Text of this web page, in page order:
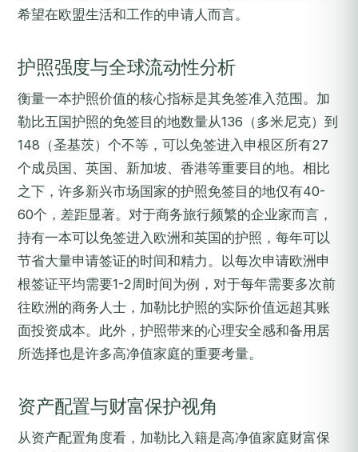
希望在欧盟生活和工作的申请人而言。
护照强度与全球流动性分析
衡量一本护照价值的核心指标是其免签准入范围。加
勒比五国护照的免签目的地数量从136（多米尼克）到
148（圣基茨）个不等，可以免签进入申根区所有27
个成员国、英国、新加坡、香港等重要目的地。相比
之下，许多新兴市场国家的护照免签目的地仅有40-
60个，差距显著。对于商务旅行频繁的企业家而言，
持有一本可以免签进入欧洲和英国的护照，每年可以
节省大量申请签证的时间和精力。以每次申请欧洲申
根签证平均需要1-2周时间为例，对于每年需要多次前
往欧洲的商务人士，加勒比护照的实际价值远超其账
面投资成本。此外，护照带来的心理安全感和备用居
所选择也是许多高净值家庭的重要考量。
资产配置与财富保护视角
从资产配置角度看，加勒比入籍是高净值家庭财富保